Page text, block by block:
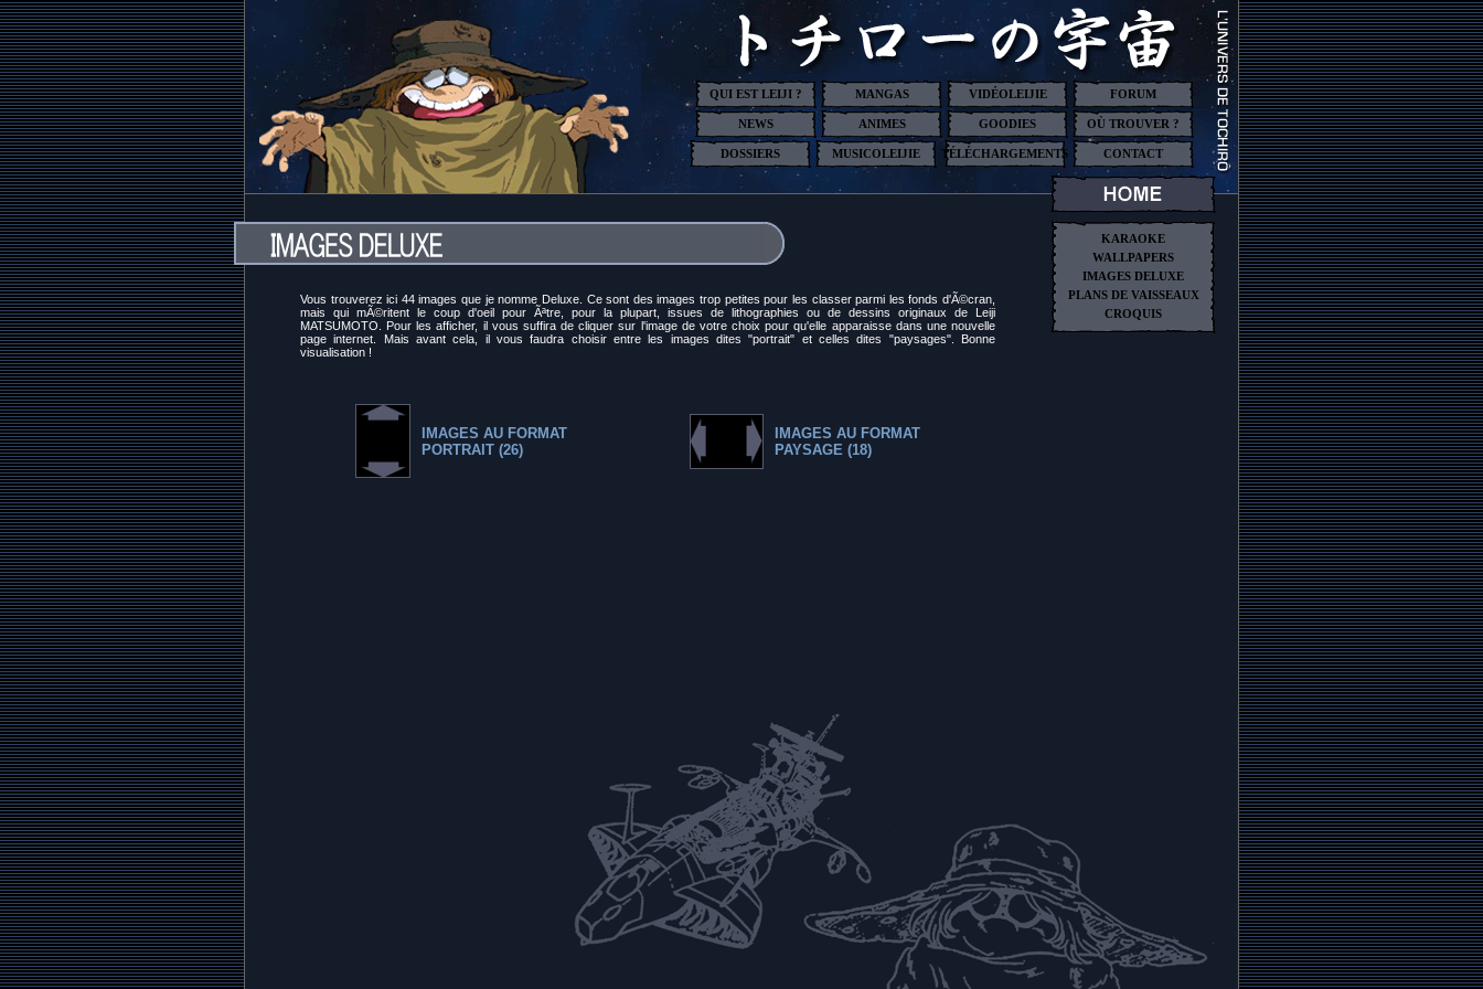
QUI EST LEIJI ? MANGAS VIDÉOLEIJIE FORUM
NEWS ANIMES GOODIES OÙ TROUVER ?
DOSSIERS MUSICOLEIJIE TÉLÉCHARGEMENTS CONTACT
Vous trouverez ici 44 images que je nomme Deluxe. Ce sont des images trop petites pour les classer parmi les fonds d'Ã©cran,
mais qui mÃ©ritent le coup d'oeil pour Ãªtre, pour la plupart, issues de lithographies ou de dessins originaux de Leiji
MATSUMOTO. Pour les afficher, il vous suffira de cliquer sur l'image de votre choix pour qu'elle apparaisse dans une nouvelle
page internet. Mais avant cela, il vous faudra choisir entre les images dites "portrait" et celles dites "paysages". Bonne
visualisation !
IMAGES AU FORMAT
PORTRAIT (26)
IMAGES AU FORMAT
PAYSAGE (18)
KARAOKE
WALLPAPERS
IMAGES DELUXE
PLANS DE VAISSEAUX
CROQUIS